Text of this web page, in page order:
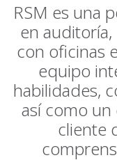
RSM es una
en
con oficinas
equipo
habilidades,
así como
cliente